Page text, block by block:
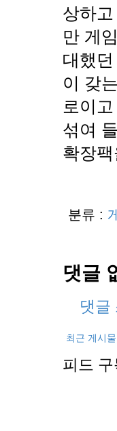
상하
만 게
대했
이 갖
로이
섞여
확장
분류 :
댓글
댓글
최근 게시물
피드